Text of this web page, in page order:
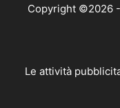
Copyright ©2026
Le attività